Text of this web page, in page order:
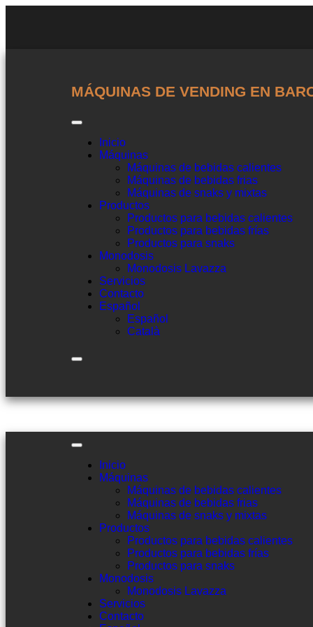
MÁQUINAS DE VENDING EN
Inicio
Máquinas
Máquinas de bebidas calientes
Máquinas de bebidas frias
Máquinas de snaks y mixtas
Productos
Productos para bebidas calientes
Productos para bebidas frías
Productos para snaks
Monodosis
Monodosis Lavazza
Servicios
Contacto
Español
Español
Català
Inicio
Máquinas
Máquinas de bebidas calientes
Máquinas de bebidas frias
Máquinas de snaks y mixtas
Productos
Productos para bebidas calientes
Productos para bebidas frías
Productos para snaks
Monodosis
Monodosis Lavazza
Servicios
Contacto